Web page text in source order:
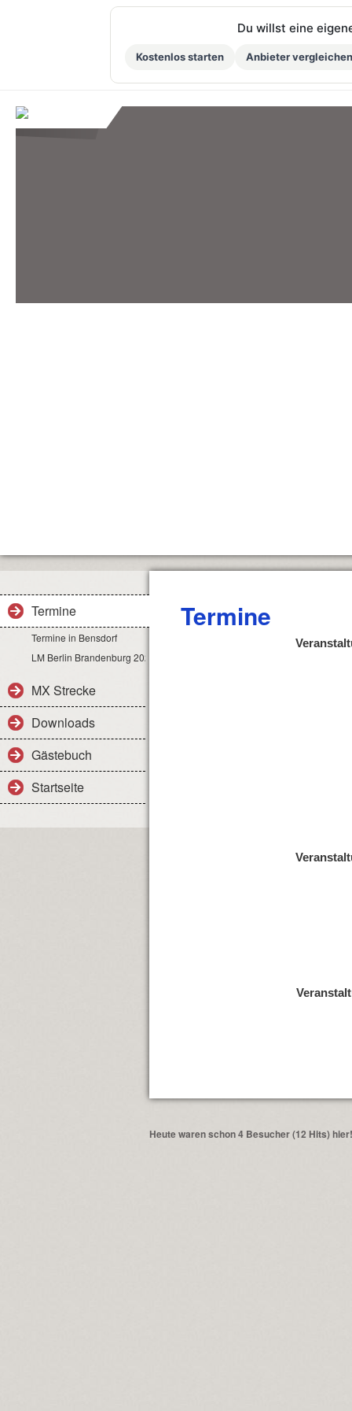
Termine
Termine in Bensdorf
LM Berlin Brandenburg 2024
MX Strecke
Downloads
Gästebuch
Startseite
Termine
Heute waren schon 4 Besucher (12 Hits) hier!
Du willst eine
Kostenlos starten Anbieter vergleichen